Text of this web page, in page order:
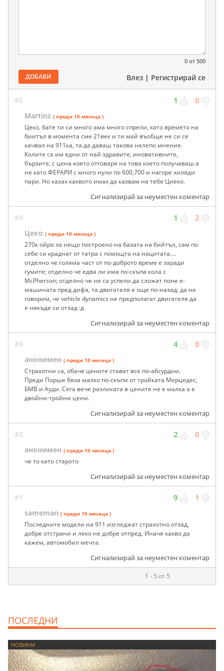
0 от 500
ДОБАВИ Влез | Регистрирай се
#5 1 0
Martinz ( преди 10 месеца )
Цеко, бате ти си много ама много спрели, като времето на
биитъл в момента сме 21век и ти май въобще не си се
качвал на 911ка, та да даваш такова нелепо мнение.
Колите са им едни от най здравите, иновативните,
бързите, с цена която отговаря на това което получаваш а
не като ФЕРАРИ с много нули по 600,700 и нагоре хиляди
пари. Но казах каквото имах да казвам на тебе Циеко.
Сигнализирай за неуместен коментар
#4 1 2
Цеко ( преди 10 месеца )
270к ойро за нещо построено на базата на бийтъл, сам по
себе си краднат от татра с помощта на нацитата....
отделно че голяма част от по-доброто време е заради
гумите; отделно че едва ли има по-скъпа кола с
McPherson; отделно че не са успели да сложат поне е-
машината пред дифа, та двигателя е още по-назад; да не
говорим, че vehicle dynamics не предполагат двигателя да
е някъде си отзад :д
Сигнализирай за неуместен коментар
#3 4 0
анонимен ( преди 10 месеца )
Страхотни са, обаче цените стават все по-абсурдни.
Преди Порше бяха малко по-скъпи от тройката Мерцедес,
БМВ и Ауди. Сега вече разликата в цените не е малка а е
двойни-тройни цени.
Сигнализирай за неуместен коментар
#2 2 0
анонимен ( преди 10 месеца )
че то като старото
Сигнализирай за неуместен коментар
#1 9 1
sameman ( преди 10 месеца )
Последните модели на 911 изгледжат страхотно отзад,
добре отстрани и леко не добре отпред. Иначе какво да
кажем, автомобил мечта.
Сигнализирай за неуместен коментар
1 - 5 от 5
ПОСЛЕДНИ
НОВИНИ